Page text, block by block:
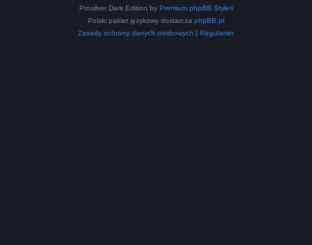
Prosilver Dark Edition by Premium phpBB Styles
Polski pakiet językowy dostarcza phpBB.pl
Zasady ochrony danych osobowych | Regulamin